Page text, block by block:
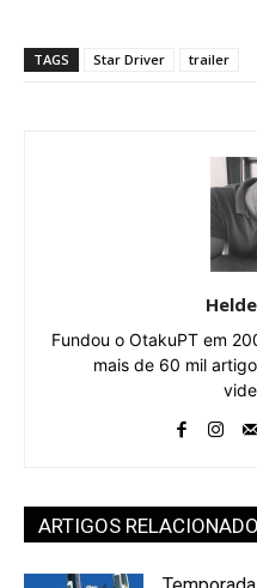
TAGS Star Driver trailer
Fundou o OtakuPT em
mais de 60 mil
ARTIGOS